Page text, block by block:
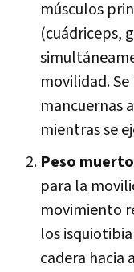
músculos
(cuádriceps,
movilidad.
mancuernas
mientras se
Peso
para la
movimiento
los
cadera hacia